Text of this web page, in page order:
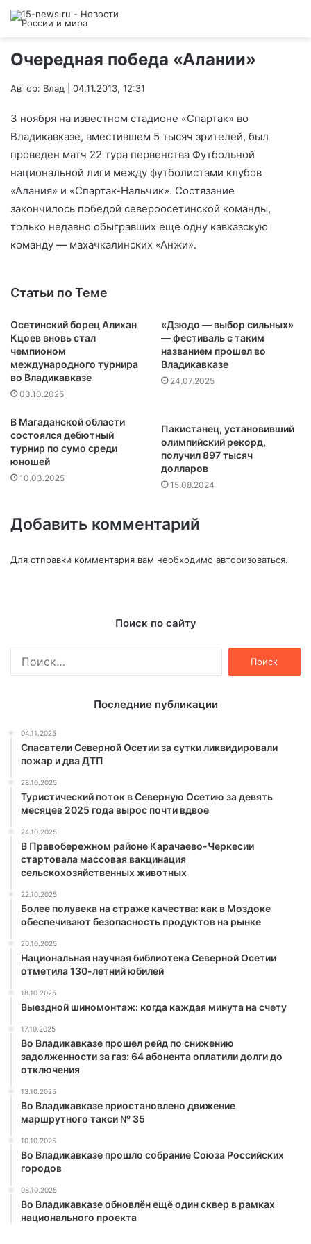
Очередная победа «Алании»
Автор: Влад | 04.11.2013, 12:31
3 ноября на известном стадионе «Спартак» во
Владикавказе, вместившем 5 тысяч зрителей, был
проведен матч 22 тура первенства Футбольной
национальной лиги между футболистами клубов
«Алания» и «Спартак-Нальчик». Состязание
закончилось победой североосетинской команды,
только недавно обыгравших еще одну кавказскую
команду — махачкалинских «Анжи».
Статьи по Теме
Осетинский борец Алихан
Кцоев вновь стал
чемпионом
международного турнира
во Владикавказе
03.10.2025
«Дзюдо — выбор сильных»
— фестиваль с таким
названием прошел во
Владикавказе
24.07.2025
В Магаданской области
состоялся дебютный
турнир по сумо среди
юношей
10.03.2025
Пакистанец, установивший
олимпийский рекорд,
получил 897 тысяч
долларов
15.08.2024
Добавить комментарий
Для отправки комментария вам необходимо авторизоваться.
Поиск по сайту
Последние публикации
04.11.2025
Спасатели Северной Осетии за сутки ликвидировали
пожар и два ДТП
28.10.2025
Туристический поток в Северную Осетию за девять
месяцев 2025 года вырос почти вдвое
24.10.2025
В Правобережном районе Карачаево-Черкесии
стартовала массовая вакцинация
сельскохозяйственных животных
22.10.2025
Более полувека на страже качества: как в Моздоке
обеспечивают безопасность продуктов на рынке
20.10.2025
Национальная научная библиотека Северной Осетии
отметила 130-летний юбилей
18.10.2025
Выездной шиномонтаж: когда каждая минута на счету
17.10.2025
Во Владикавказе прошел рейд по снижению
задолженности за газ: 64 абонента оплатили долги до
отключения
13.10.2025
Во Владикавказе приостановлено движение
маршрутного такси № 35
10.10.2025
Во Владикавказе прошло собрание Союза Российских
городов
08.10.2025
Во Владикавказе обновлён ещё один сквер в рамках
национального проекта